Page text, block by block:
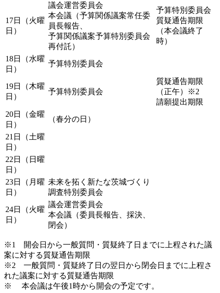
17日（火曜
日）
議会運営委員会
本会議（予算関係議案常任委
員長報告、
予算関係議案予算特別委員会
再付託）
予算特別委員会
質疑通告期限
（本会議終了
時）
18日（水曜
日）
予算特別委員会
19日（木曜
日）
予算特別委員会
質疑通告期限
（正午）※2
請願提出期限
20日（金曜
日）
（春分の日）
21日（土曜
日）
22日（日曜
日）
23日（月曜
日）
未来を拓く新たな茨城づくり
調査特別委員会
24日（火曜
日）
議会運営委員会
本会議（委員長報告、採決、
閉会）
※1 開会日から一般質問・質疑終了日までに上程された議
案に対する質疑通告期限
※2 一般質問・質疑終了日の翌日から閉会日までに上程さ
れた議案に対する質疑通告期限
※ 本会議は午後1時から開会の予定です。